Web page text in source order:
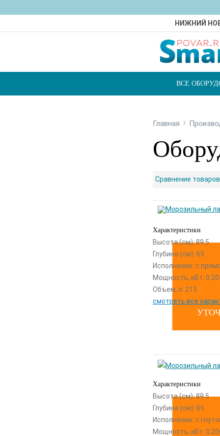
НИЖНИЙ
ВСЕ
Главная ›
Сравнение
Характеристики
Высота (см): 89.5
Глубина (см): 65
Исполнение: с
Мощность, кВт:
Объем, л: 213
смотреть все
Характеристики
Высота (см): 89.5
Глубина (см): 65
Исполнение: с
Мощность, кВт: